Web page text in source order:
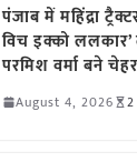
पंजाब में महिंद्रा
विच इक्को
परमिश वर्मा बने
August 4, 2026